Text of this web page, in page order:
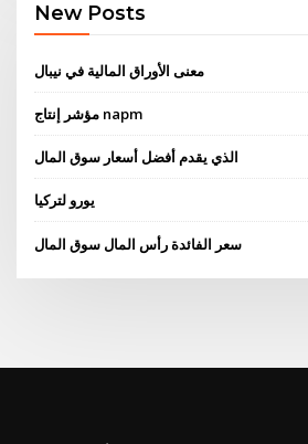
New Posts
معنى الأوراق المالية في نيبال
مؤشر إنتاج napm
الذي يقدم أفضل أسعار سوق المال
يورو لتركيا
سعر الفائدة رأس المال سوق المال